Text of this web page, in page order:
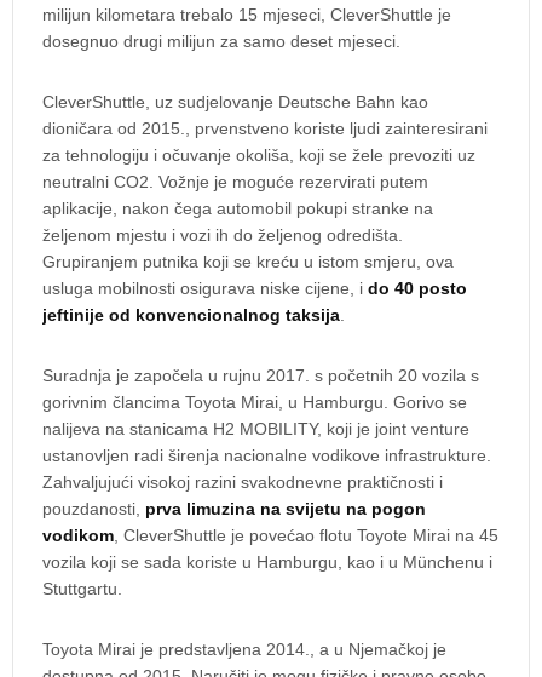
milijun kilometara trebalo 15 mjeseci, CleverShuttle je
dosegnuo drugi milijun za samo deset mjeseci.
CleverShuttle, uz sudjelovanje Deutsche Bahn kao
dioničara od 2015., prvenstveno koriste ljudi zainteresirani
za tehnologiju i očuvanje okoliša, koji se žele prevoziti uz
neutralni CO2. Vožnje je moguće rezervirati putem
aplikacije, nakon čega automobil pokupi stranke na
željenom mjestu i vozi ih do željenog odredišta.
Grupiranjem putnika koji se kreću u istom smjeru, ova
usluga mobilnosti osigurava niske cijene, i do 40 posto
jeftinije od konvencionalnog taksija
Suradnja je započela u rujnu 2017. s početnih 20 vozila s
gorivnim člancima Toyota Mirai, u Hamburgu. Gorivo se
nalijeva na stanicama H2 MOBILITY, koji je joint venture
ustanovljen radi širenja nacionalne vodikove infrastrukture.
Zahvaljujući visokoj razini svakodnevne praktičnosti i
pouzdanosti, prva limuzina na svijetu na pogon
vodikom , CleverShuttle je povećao flotu Toyote Mirai na 45
vozila koji se sada koriste u Hamburgu, kao i u Münchenu i
Stuttgartu.
Toyota Mirai je predstavljena 2014., a u Njemačkoj je